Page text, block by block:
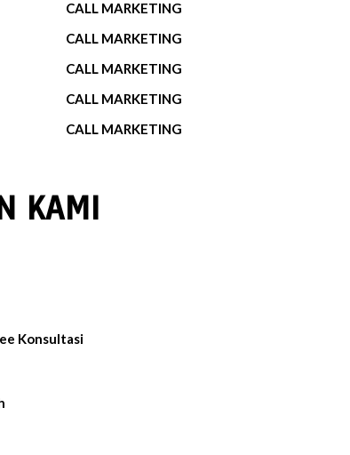
CALL MARKETING
CALL MARKETING
CALL MARKETING
CALL MARKETING
CALL MARKETING
KAMI
Konsultasi